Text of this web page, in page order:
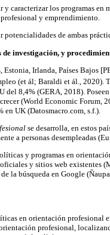
y caracterizar los programas en
y emprendimiento.
potencialidades de ambas
de investigación, y
Estonia, Irlanda, Países Bajos
(et ál; Baraldi et ál., 2020).
del 8,4% (GERA, 2018).
(World Economic Forum,
en UK (Datosmacro.com, s.f.).
se desarrolla, en estos
a personas desempleadas
y programas en
y sitios web existentes
la búsqueda en Google
en orientación profesional
profesional,